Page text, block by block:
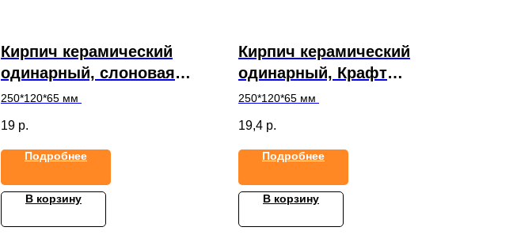
Кирпич керамический
одинарный, слоновая
кость
250*120*65 мм
19 р.
Подробнее
В корзину
Кирпич керамический
одинарный, Крафт
Дерево
250*120*65 мм
19,4 р.
Подробнее
В корзину